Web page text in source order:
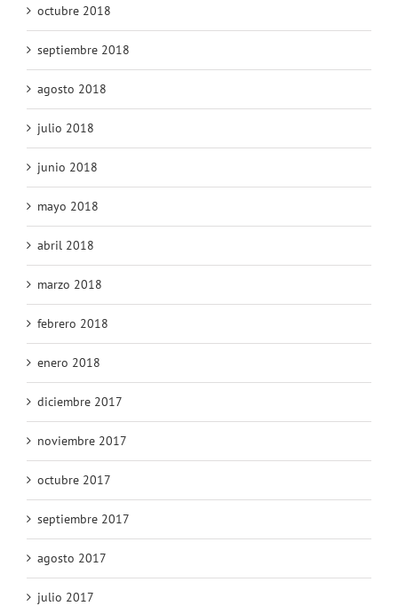
octubre 2018
septiembre 2018
agosto 2018
julio 2018
junio 2018
mayo 2018
abril 2018
marzo 2018
febrero 2018
enero 2018
diciembre 2017
noviembre 2017
octubre 2017
septiembre 2017
agosto 2017